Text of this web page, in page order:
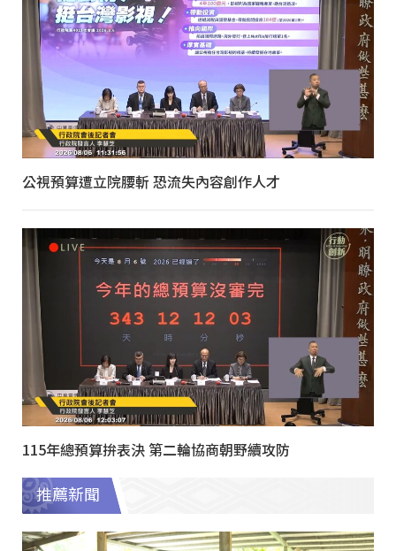
公視預算遭立院腰斬 恐流失內容創作人才
115年總預算拚表決 第二輪協商朝野續攻防
推薦新聞